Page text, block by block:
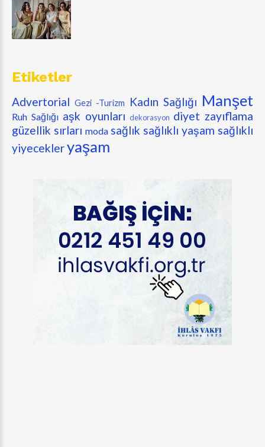
Etiketler
Advertorial Gezi -Turizm Kadın Sağlığı Manşet
Ruh Sağlığı aşk oyunları dekorasyon diyet zayıflama
güzellik sırları moda sağlık sağlıklı yaşam sağlıklı
yiyecekleryaşam